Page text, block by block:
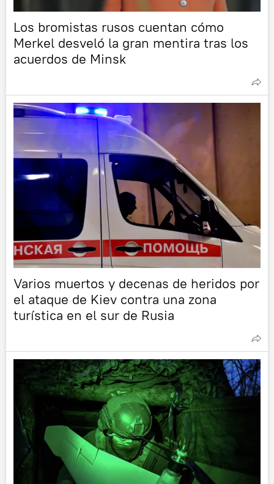
Los bromistas rusos cuentan cómo
Merkel desveló la gran mentira tras los
acuerdos de Minsk
Varios muertos y decenas de heridos por
el ataque de Kiev contra una zona
turística en el sur de Rusia